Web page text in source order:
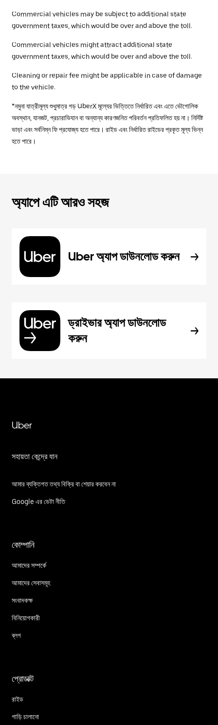
Commercial vehicles may be subject to additional state
government taxes, which would be over and above the toll.
Commercial vehicles might attract additional state
government taxes, which would be over and above the toll.
Cleaning or repair fee might be applicable in case of damage
to the vehicle.
*নমুনা যাত্রীমূল্য শুধুমাত্র গড় UberX মূল্যের ভিত্তিতে নির্ধারিত এবং এতে ভৌগোলিক
অবস্থান, যানজট, প্রচারাভিযান বা অন্যান্য কারণজনিত পরিবর্তন প্রতিফলিত হয় না। নির্দিষ্ট
ভাড়া এবং সর্বনিম্ন ফি প্রযোজ্য হতে পারে। রাইড এবং নির্ধারিত রাইডের প্রকৃত মূল্য ভিন্ন
হতে পারে।
অ্যাপে এটি আরও সহজ
Uber অ্যাপ ডাউনলোড করুন
ড্রাইভার অ্যাপ ডাউনলোড
করুন
Uber
সহায়তা কেন্দ্রে যান
আমার ব্যক্তিগত তথ্য বিক্রি বা শেয়ার করবেন না
Google এর ডেটা নীতি
কোম্পানি
আমাদের সম্পর্কে
আমাদের সেবাসমূহ
সংবাদকক্ষ
বিনিয়োগকারী
ব্লগ
প্রোডাক্ট
রাইড
গাড়ি চালানো